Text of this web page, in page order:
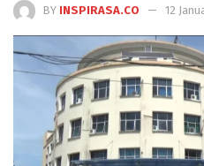
BY INSPIRASA.CO 12